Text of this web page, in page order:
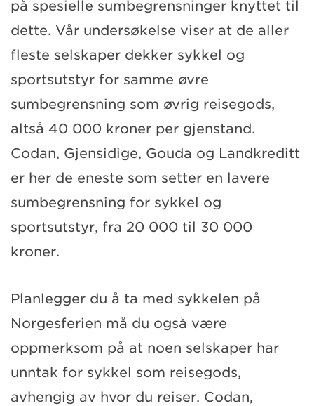
på spesielle sumbegrensninger knyttet til
dette. Vår undersøkelse viser at de aller
fleste selskaper dekker sykkel og
sportsutstyr for samme øvre
sumbegrensning som øvrig reisegods,
altså 40 000 kroner per gjenstand.
Codan, Gjensidige, Gouda og Landkreditt
er her de eneste som setter en lavere
sumbegrensning for sykkel og
sportsutstyr, fra 20 000 til 30 000
kroner.
Planlegger du å ta med sykkelen på
Norgesferien må du også være
oppmerksom på at noen selskaper har
unntak for sykkel som reisegods,
avhengig av hvor du reiser. Codan,